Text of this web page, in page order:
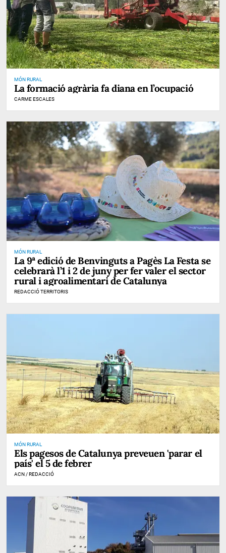
MÓN RURAL
La formació agrària fa diana en l’ocupació
CARME ESCALES
MÓN RURAL
La 9ª edició de Benvinguts a Pagès La Festa se
celebrarà l’1 i 2 de juny per fer valer el sector
rural i agroalimentari de Catalunya
REDACCIÓ TERRITORIS
MÓN RURAL
Els pagesos de Catalunya preveuen 'parar el
país' el 5 de febrer
ACN / REDACCIÓ